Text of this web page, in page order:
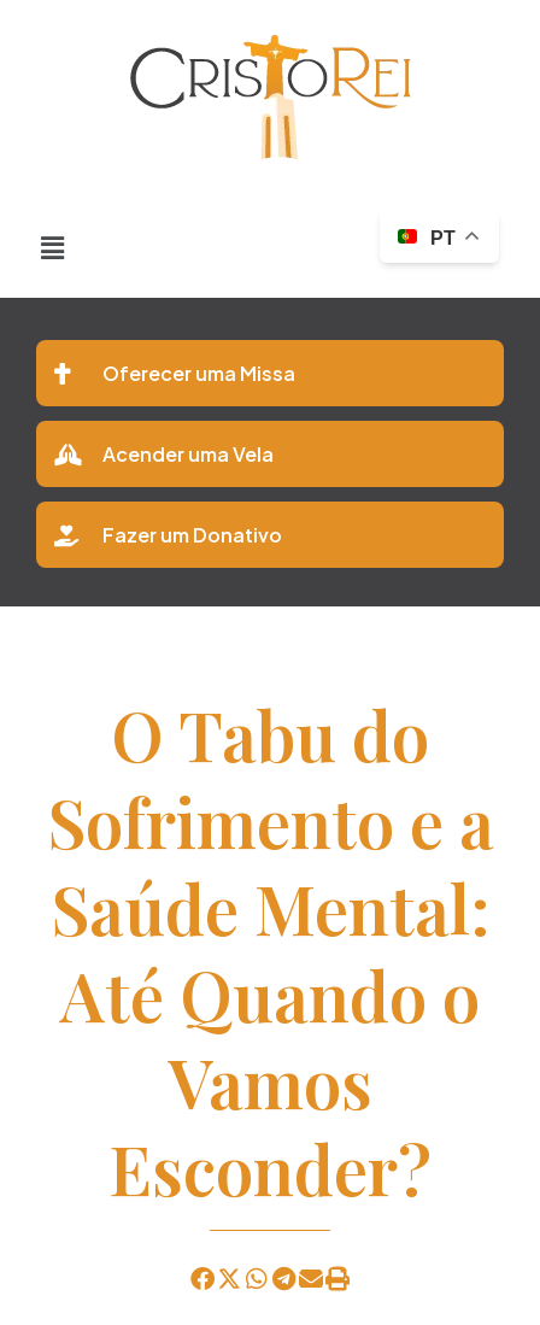
PT
Oferecer uma Missa
Acender uma Vela
Fazer um Donativo
O Tabu do
Sofrimento e a
Saúde Mental:
Até Quando o
Vamos
Esconder?